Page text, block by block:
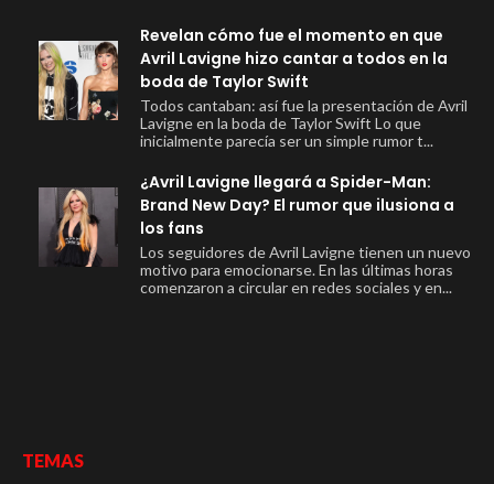
Revelan cómo fue el momento en que
Avril Lavigne hizo cantar a todos en la
boda de Taylor Swift
Todos cantaban: así fue la presentación de Avril
Lavigne en la boda de Taylor Swift Lo que
inicialmente parecía ser un simple rumor t...
¿Avril Lavigne llegará a Spider-Man:
Brand New Day? El rumor que ilusiona a
los fans
Los seguidores de Avril Lavigne tienen un nuevo
motivo para emocionarse. En las últimas horas
comenzaron a circular en redes sociales y en...
TEMAS